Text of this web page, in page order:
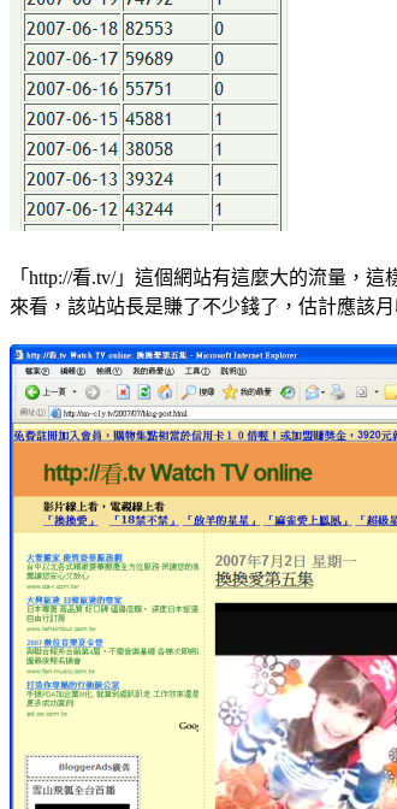
「http://看.tv/」這個網站有這麼大的流量，
來看，該站站長是賺了不少錢了，估計應該